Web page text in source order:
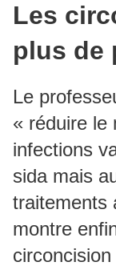
Les
plus de
Le
« réduire le
infections
sida mais
traitements
montre